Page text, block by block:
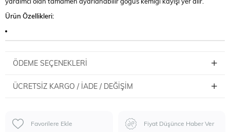
Ürün Özellikleri:
ÖDEME SEÇENEKLERI
ÜCRETSIZ KARGO / İADE / DEĞIŞIM
Favorilere Ekle Fiyat Düşünce Haber Ver